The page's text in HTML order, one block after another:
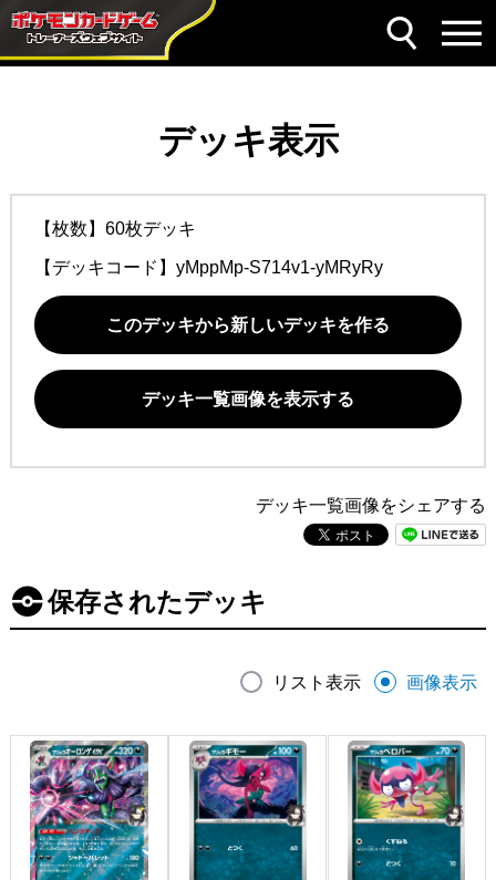
デッキ表示
【枚数】60枚デッキ
【デッキコード】 yMppMp-S714v1-yMRyRy
このデッキから新しいデッキを作る
デッキ一覧画像を表示する
デッキ一覧画像をシェアする
保存されたデッキ
リスト表示 画像表示